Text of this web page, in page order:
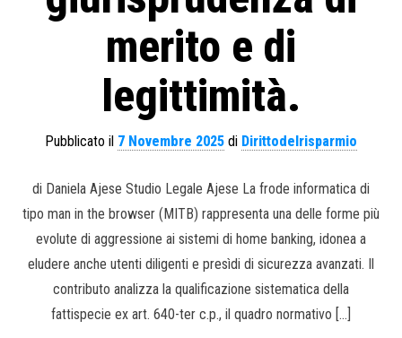
merito e di
legittimità.
Pubblicato il 7 Novembre 2025 di Dirittodelrisparmio
di Daniela Ajese Studio Legale Ajese La frode informatica di
tipo man in the browser (MITB) rappresenta una delle forme più
evolute di aggressione ai sistemi di home banking, idonea a
eludere anche utenti diligenti e presìdi di sicurezza avanzati. Il
contributo analizza la qualificazione sistematica della
fattispecie ex art. 640-ter c.p., il quadro normativo […]